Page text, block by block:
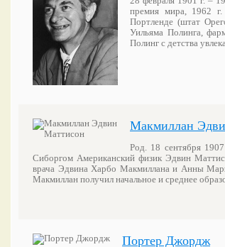
премия мира, 1962
Портленде (штат
Уильяма Полинга,
Полинг с детства
Макмиллан
Род. 18 сентября
Сиборгом Американский физик Эдвин
врача Эдвина Харбо Макмиллана и Анны
Макмиллан получил начальное и среднее
Портер Джордж